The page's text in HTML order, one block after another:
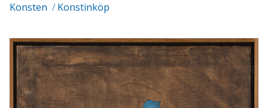
Konsten / Konstinköp